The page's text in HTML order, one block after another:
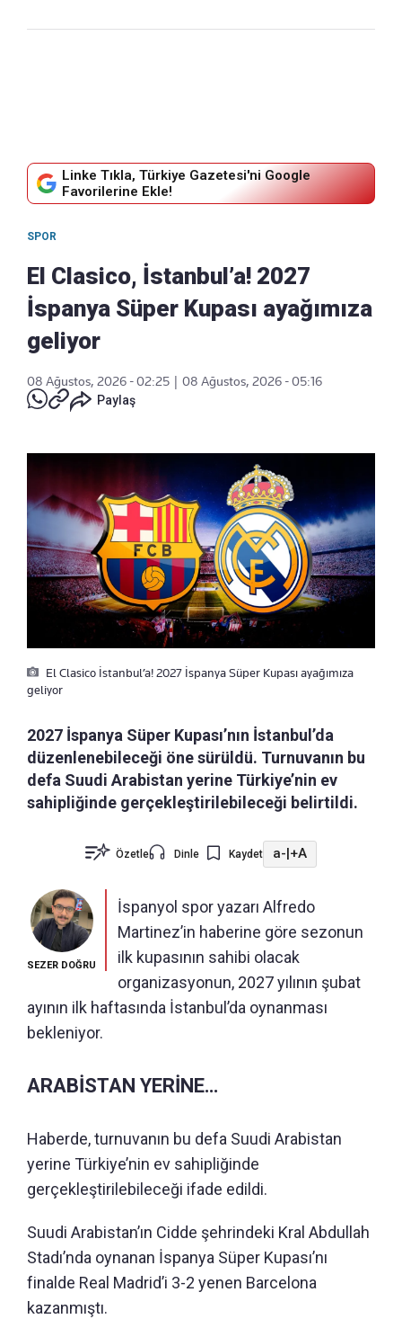
Linke Tıkla, Türkiye Gazetesi'ni Google
Favorilerine Ekle!
SPOR
El Clasico, İstanbul’a! 2027
İspanya Süper Kupası ayağımıza
geliyor
08 Ağustos, 2026 - 02:25
08 Ağustos, 2026 - 05:16
Paylaş
El Clasico İstanbul’a! 2027 İspanya Süper Kupası ayağımıza
geliyor
2027 İspanya Süper Kupası’nın İstanbul’da
düzenlenebileceği öne sürüldü. Turnuvanın bu
defa Suudi Arabistan yerine Türkiye’nin ev
sahipliğinde gerçekleştirilebileceği belirtildi.
Özetle Dinle Kaydet a-|+A
SEZER DOĞRU
İspanyol spor yazarı Alfredo
Martinez’in haberine göre sezonun
ilk kupasının sahibi olacak
organizasyonun, 2027 yılının şubat
ayının ilk haftasında İstanbul’da oynanması
bekleniyor.
ARABİSTAN YERİNE…
Haberde, turnuvanın bu defa Suudi Arabistan
yerine Türkiye’nin ev sahipliğinde
gerçekleştirilebileceği ifade edildi.
Suudi Arabistan’ın Cidde şehrindeki Kral Abdullah
Stadı’nda oynanan İspanya Süper Kupası’nı
finalde Real Madrid’i 3-2 yenen Barcelona
kazanmıştı.